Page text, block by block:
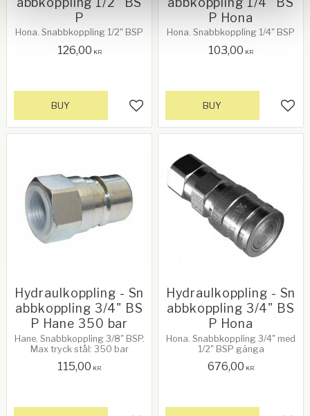
P
Hona. Snabbkoppling 1/2" BSP
126,00 KR
Add to favorites
BUY
P Hona
Hona. Snabbkoppling 1/4" BSP
103,00 KR
BUY
Hydraulkoppling - Sn
abbkoppling 3/4" BS
P Hane 350 bar
Hane. Snabbkoppling 3/8" BSP.
Max tryck stål: 350 bar
115,00 KR
Hydraulkoppling - Sn
abbkoppling 3/4" BS
P Hona
Hona. Snabbkoppling 3/4" med
1/2" BSP gänga
676,00 KR